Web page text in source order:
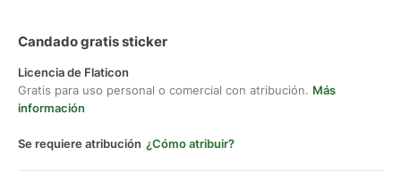
Candado gratis sticker
Licencia de Flaticon
Gratis para uso personal o comercial con atribución. Más
información
Se requiere atribución ¿Cómo atribuir?